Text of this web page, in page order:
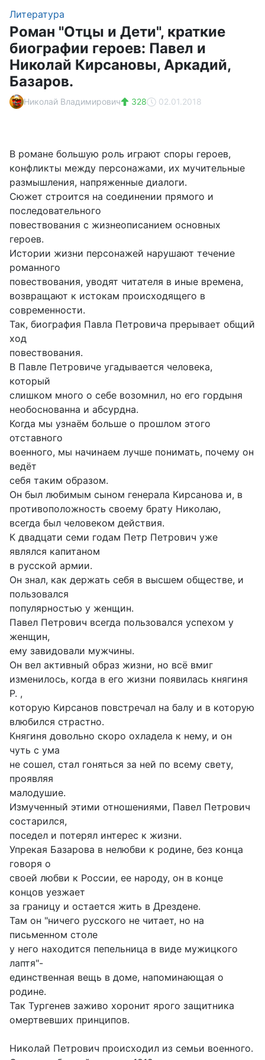
Литература
Роман "Отцы и Дети", краткие
биографии героев: Павел и
Николай Кирсановы, Аркадий,
Базаров.
Николай Владимирович 328 02.01.2018
В романе большую роль играют споры героев,
конфликты между персонажами, их мучительные
размышления, напряженные диалоги.
Сюжет строится на соединении прямого и
последовательного
повествования с жизнеописанием основных
героев.
Истории жизни персонажей нарушают течение
романного
повествования, уводят читателя в иные времена,
возвращают к истокам происходящего в
современности.
Так, биография Павла Петровича прерывает общий
ход
повествования.
В Павле Петровиче угадывается человека,
который
слишком много о себе возомнил, но его гордыня
необоснованна и абсурдна.
Когда мы узнаём больше о прошлом этого
отставного
военного, мы начинаем лучше понимать, почему он
ведёт
себя таким образом.
Он был любимым сыном генерала Кирсанова и, в
противоположность своему брату Николаю,
всегда был человеком действия.
К двадцати семи годам Петр Петрович уже
являлся капитаном
в русской армии.
Он знал, как держать себя в высшем обществе, и
пользовался
популярностью у женщин.
Павел Петрович всегда пользовался успехом у
женщин,
ему завидовали мужчины.
Он вел активный образ жизни, но всё вмиг
изменилось, когда в его жизни появилась княгиня
Р. ,
которую Кирсанов повстречал на балу и в которую
влюбился страстно.
Княгиня довольно скоро охладела к нему, и он
чуть с ума
не сошел, стал гоняться за ней по всему свету,
проявляя
малодушие.
Измученный этими отношениями, Павел Петрович
состарился,
по­седел и потерял интерес к жизни.
Упрекая Базарова в нелюбви к родине, без конца
говоря о
своей любви к России, ее народу, он в конце
концов уезжает
за границу и остается жить в Дрездене.
Там он "ничего русского не читает, но на
письменном столе
у него находится пепельница в виде мужицкого
лаптя"-
единственная вещь в доме, напоминающая о
родине.
Так Тургенев заживо хоронит ярого защитника
омертвевших принципов.
Николай Петрович происходил из семьи военного.